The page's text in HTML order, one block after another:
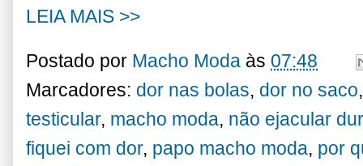
LEIA MAIS >>
Postado por Macho Moda às 07:48
Marcadores: dor nas bolas, dor no saco
testicular, macho moda, não ejacular
fiquei com dor, papo macho moda, por